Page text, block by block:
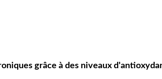
grâce à des niveaux